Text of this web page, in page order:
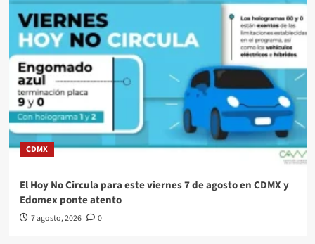
CDMX
El Hoy No Circula para este viernes 7 de agosto en CDMX y
Edomex ponte atento
7 agosto, 2026 0